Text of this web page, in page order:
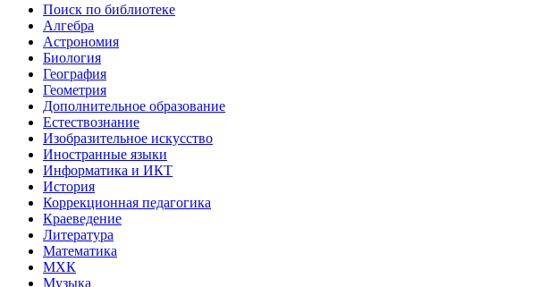
Поиск по библиотеке
Алгебра
Астрономия
Биология
География
Геометрия
Дополнительное образование
Естествознание
Изобразительное искусство
Иностранные языки
Информатика и ИКТ
История
Коррекционная педагогика
Краеведение
Литература
Математика
МХК
Музыка